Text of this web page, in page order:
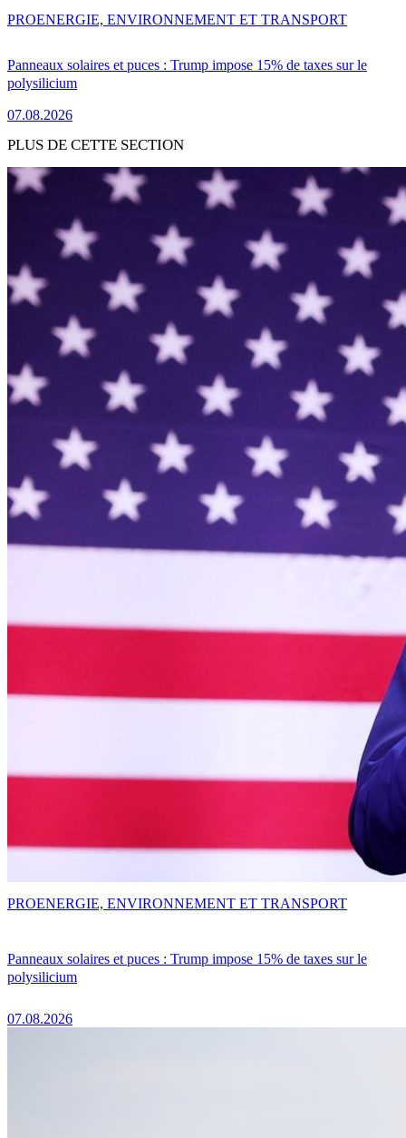
Panneaux solaires et puces : Trump impose 15% de taxes sur le
polysilicium
07.08.2026
PROENERGIE, ENVIRONNEMENT ET TRANSPORT
PLUS DE CETTE SECTION
Panneaux solaires et puces : Trump impose 15% de taxes sur le
polysilicium
07.08.2026
PROENERGIE, ENVIRONNEMENT ET TRANSPORT